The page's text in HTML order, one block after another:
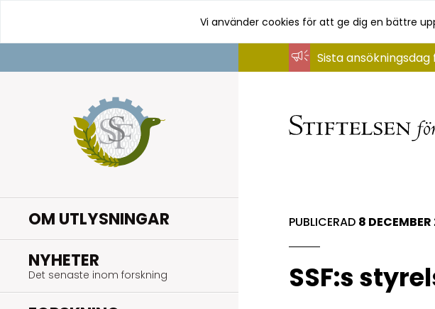
innehåll
Vi använder cookies för att ge dig en bättre
OM UTLYSNINGAR
NYHETER
Det senaste inom forskning
Sista
PUBLICERAD 8
SSF:s